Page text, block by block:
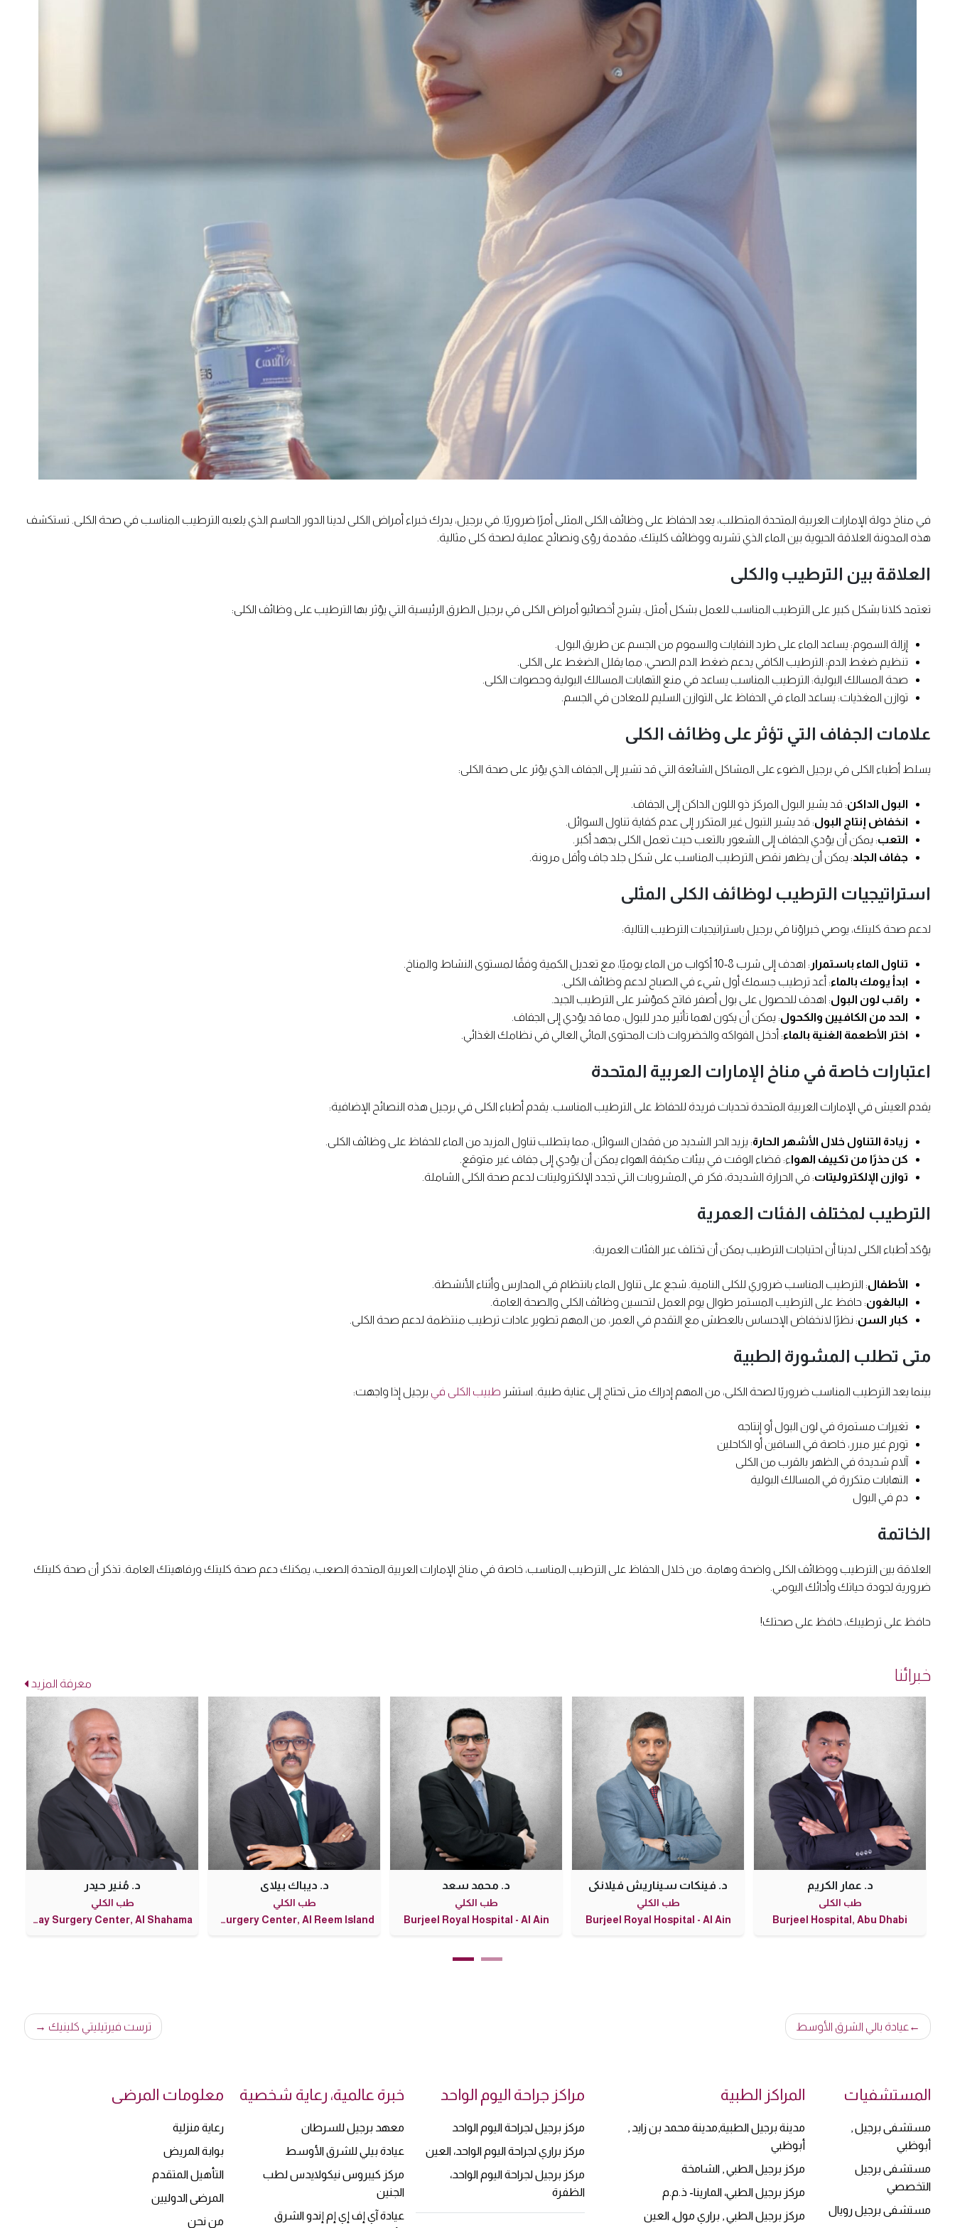
في مناخ دولة الإمارات العربية المتحدة المتطلب، يعد الحفاظ على وظائف الكلى المثلى أمرًا ضروريًا. في برجيل، يدرك خبراء أمراض الكلى لدينا الدور الحاسم الذي يلعبه الترطيب المناسب في صحة الكلى. تستكشف
هذه المدونة العلاقة الحيوية بين الماء الذي تشربه ووظائف كليتك، مقدمة رؤى ونصائح عملية لصحة كلى مثالية.
العلاقة بين الترطيب والكلى
تعتمد كلانا بشكل كبير على الترطيب المناسب للعمل بشكل أمثل. يشرح أخصائيو أمراض الكلى في برجيل الطرق الرئيسية التي يؤثر بها الترطيب على وظائف الكلى:
إزالة السموم: يساعد الماء على طرد النفايات والسموم من الجسم عن طريق البول.
تنظيم ضغط الدم: الترطيب الكافي يدعم ضغط الدم الصحي، مما يقلل الضغط على الكلى.
صحة المسالك البولية: الترطيب المناسب يساعد في منع التهابات المسالك البولية وحصوات الكلى.
توازن المغذيات: يساعد الماء في الحفاظ على التوازن السليم للمعادن في الجسم.
علامات الجفاف التي تؤثر على وظائف الكلى
يسلط أطباء الكلى في برجيل الضوء على المشاكل الشائعة التي قد تشير إلى الجفاف الذي يؤثر على صحة الكلى:
البول الداكن: قد يشير البول المركز ذو اللون الداكن إلى الجفاف.
انخفاض إنتاج البول: قد يشير التبول غير المتكرر إلى عدم كفاية تناول السوائل.
التعب: يمكن أن يؤدي الجفاف إلى الشعور بالتعب حيث تعمل الكلى بجهد أكبر.
جفاف الجلد: يمكن أن يظهر نقص الترطيب المناسب على شكل جلد جاف وأقل مرونة.
استراتيجيات الترطيب لوظائف الكلى المثلى
لدعم صحة كليتك، يوصي خبراؤنا في برجيل باستراتيجيات الترطيب التالية:
تناول الماء باستمرار : اهدف إلى شرب 8-10 أكواب من الماء يوميًا، مع تعديل الكمية وفقًا لمستوى النشاط والمناخ.
ابدأ يومك بالماء: أعد ترطيب جسمك أول شيء في الصباح لدعم وظائف الكلى.
راقب لون البول: اهدف للحصول على بول أصفر فاتح كمؤشر على الترطيب الجيد.
الحد من الكافيين والكحول: يمكن أن يكون لهما تأثير مدر للبول، مما قد يؤدي إلى الجفاف.
اختر الأطعمة الغنية بالماء: أدخل الفواكه والخضروات ذات المحتوى المائي العالي في نظامك الغذائي.
اعتبارات خاصة في مناخ الإمارات العربية المتحدة
يقدم العيش في الإمارات العربية المتحدة تحديات فريدة للحفاظ على الترطيب المناسب. يقدم أطباء الكلى في برجيل هذه النصائح الإضافية:
زيادة التناول خلال الأشهر الحارة: يزيد الحر الشديد من فقدان السوائل، مما يتطلب تناول المزيد من الماء للحفاظ على وظائف الكلى.
كن حذرًا من تكييف الهوا ء: قضاء الوقت في بيئات مكيفة الهواء يمكن أن يؤدي إلى جفاف غير متوقع.
توازن الإلكتروليتات: في الحرارة الشديدة، فكر في المشروبات التي تجدد الإلكتروليتات لدعم صحة الكلى الشاملة.
الترطيب لمختلف الفئات العمرية
يؤكد أطباء الكلى لدينا أن احتياجات الترطيب يمكن أن تختلف عبر الفئات العمرية:
الأطفال: الترطيب المناسب ضروري للكلى النامية. شجع على تناول الماء بانتظام في المدارس وأثناء الأنشطة.
البالغون: حافظ على الترطيب المستمر طوال يوم العمل لتحسين وظائف الكلى والصحة العامة.
كبار السن: نظرًا لانخفاض الإحساس بالعطش مع التقدم في العمر، من المهم تطوير عادات ترطيب منتظمة لدعم صحة الكلى.
متى تطلب المشورة الطبية
بينما يعد الترطيب المناسب ضروريًا لصحة الكلى، من المهم إدراك متى تحتاج إلى عناية طبية. استشر طبيب الكلى في برجيل إذا واجهت:
تغيرات مستمرة في لون البول أو إنتاجه
تورم غير مبرر، خاصة في الساقين أو الكاحلين
آلام شديدة في الظهر بالقرب من الكلى
التهابات متكررة في المسالك البولية
دم في البول
الخاتمة
العلاقة بين الترطيب ووظائف الكلى واضحة وهامة. من خلال الحفاظ على الترطيب المناسب، خاصة في مناخ الإمارات العربية المتحدة الصعب، يمكنك دعم صحة كليتك ورفاهيتك العامة. تذكر أن صحة كليتك
ضرورية لجودة حياتك وأدائك اليومي.
حافظ على ترطيبك، حافظ على صحتك!
خبرائنا معرفة المزيد
سيناريش فيلانكي
Burjeel Royal
د. محمد سعد
Burjeel Royal Hospital - Al Ain
د. ديباك بيلاي
Burjeel Day Surgery Center, Al Reem Island
Burjeel Day Surgery Center, Al Shahama
د. ياسين إبراهيم الشحات
Burjeel Hospital, Abu Dhabi
Abu Dhabi
تصفّح
المقالات
عيادة بالي الشرق الأوسط ترست فيرتيليتي كلينيك
المستشفيات
مستشفى برجيل ,
أبوظبي
مستشفى برجيل
التخصصي
مستشفى برجيل رويال
المراكز الطبية
مدينة برجيل الطبية,مدينة محمد بن زايد ,
أبوظبي
مركز برجيل الطبي , الشامخة
مركز برجيل الطبي، المارينا- ذ.م.م
مركز برجيل الطبي , براري مول, العين
مراكز جراحة اليوم الواحد
مركز برجيل لجراحة اليوم الواحد
مركز براري لجراحة اليوم الواحد، العين
مركز برجيل لجراحة اليوم الواحد،
الظفرة
خبرة عالمية، رعاية شخصية
معهد برجيل للسرطان
عيادة بيلي للشرق الأوسط
مركز كيبروس نيكولايدس لطب
الجنين
عيادة آي إف إي إم إندو الشرق
معلومات المرضى
رعاية منزلية
بوابة المريض
التأهيل المتقدم
المرضى الدوليين
من نحن